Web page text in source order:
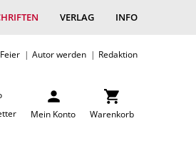
VERLAG INFO
Autor werden Redaktion
Mein Konto Warenkorb